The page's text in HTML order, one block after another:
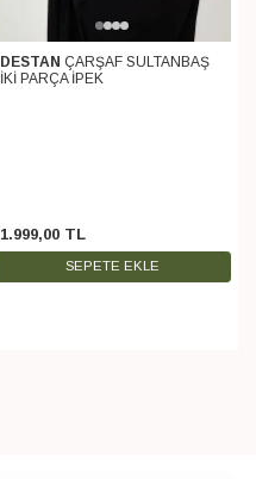
DESTAN ÇARŞAF SULTANBAŞ
İKİ PARÇA İPEK
1.999,00 TL
SEPETE EKLE